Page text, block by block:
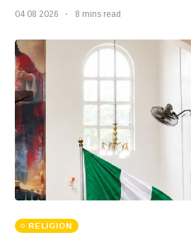
04 08 2026 8 mins read
RELIGION